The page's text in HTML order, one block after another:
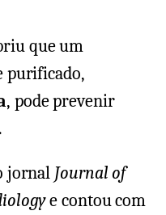
de
peixe
beneficiar
que um
purificado,
, pode prevenir
jornal Journal of
e contou com